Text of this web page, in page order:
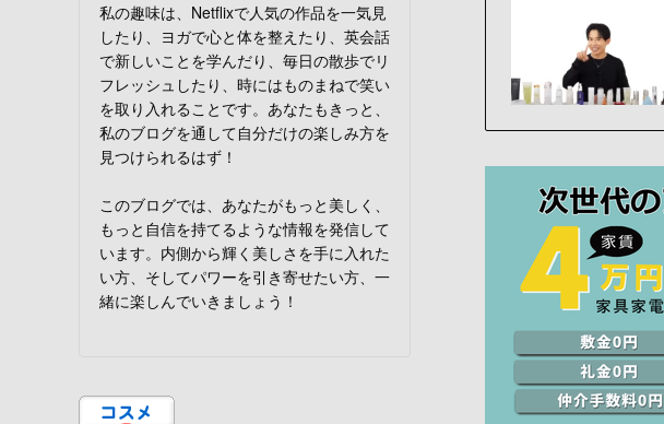
私の趣味は、Netflixで人気の作品を一気見
したり、ヨガで心と体を整えたり、英会話
で新しいことを学んだり、毎日の散歩でリ
フレッシュしたり、時にはものまねで笑い
を取り入れることです。あなたもきっと、
私のブログを通して自分だけの楽しみ方を
見つけられるはず！
このブログでは、あなたがもっと美しく、
もっと自信を持てるような情報を発信して
います。内側から輝く美しさを手に入れた
い方、そしてパワーを引き寄せたい方、一
緒に楽しんでいきましょう！